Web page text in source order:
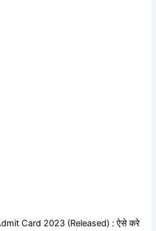
Card 2023 (Released) : ऐसे करे